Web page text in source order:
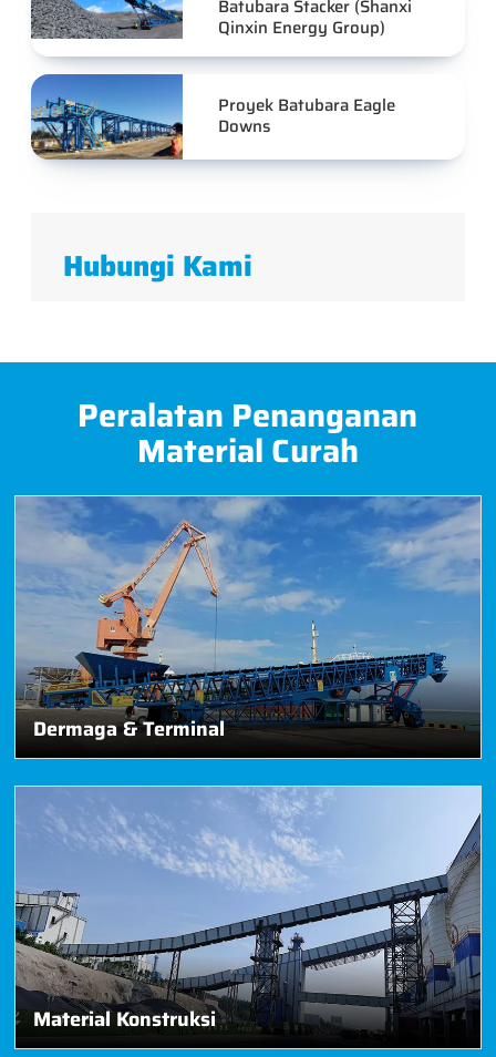
Batubara Stacker (Shanxi
Qinxin Energy Group)
Proyek Batubara Eagle
Downs
Hubungi Kami
Peralatan Penanganan
Material Curah
Dermaga & Terminal
Material Konstruksi